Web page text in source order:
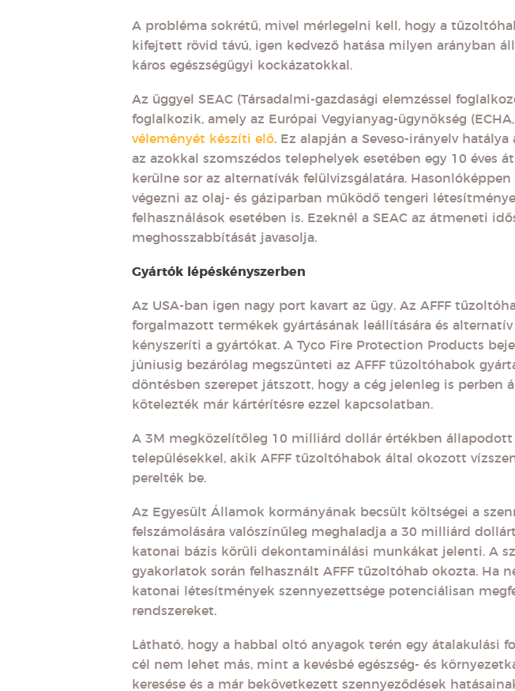
A probléma sokrétű, mivel mérlegelni kell, hogy a
kifejtett rövid távú, igen kedvező hatása milyen arányban
káros egészségügyi kockázatokkal.
Az üggyel SEAC (Társadalmi-gazdasági elemzéssel
foglalkozik, amely az Európai Vegyianyag-ügynökség
véleményét készíti elő. Ez alapján a Seveso-irányelv
az azokkal szomszédos telephelyek esetében egy 10 éves
kerülne sor az alternatívák felülvizsgálatára.
végezni az olaj- és gáziparban működő tengeri
felhasználások esetében is. Ezeknél a SEAC az átmeneti
meghosszabbítását javasolja.
Gyártók lépéskényszerben
Az USA-ban igen nagy port kavart az ügy. Az AFFF
forgalmazott termékek gyártásának leállítására és alternatív
kényszeríti a gyártókat. A Tyco Fire Protection Products
júniusig bezárólag megszünteti az AFFF tűzoltóhabok
döntésben szerepet játszott, hogy a cég jelenleg is perben
kötelezték már kártérítésre ezzel kapcsolatban.
A 3M megközelítőleg 10 milliárd dollár értékben állapodott
településekkel, akik AFFF tűzoltóhabok által okozott
perelték be.
Az Egyesült Államok kormányának becsült költségei a
felszámolására valószínűleg meghaladja a 30 milliárd
katonai bázis körüli dekontaminálási munkákat jelenti. A
gyakorlatok során felhasznált AFFF tűzoltóhab okozta. Ha
katonai létesítmények szennyezettsége potenciálisan
rendszereket.
Látható, hogy a habbal oltó anyagok terén egy átalakulási
cél nem lehet más, mint a kevésbé egészség- és
keresése és a már bekövetkezett szennyeződések